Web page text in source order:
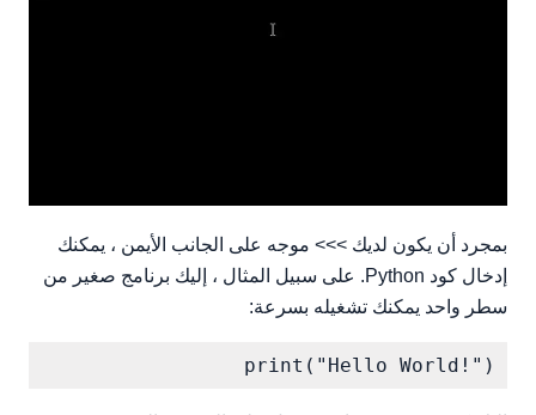
بمجرد أن يكون لديك >>> موجه على الجانب الأيمن ، يمكنك
إدخال كود Python. على سبيل المثال ، إليك برنامج صغير من
سطر واحد يمكنك تشغيله بسرعة:
print("Hello World!")